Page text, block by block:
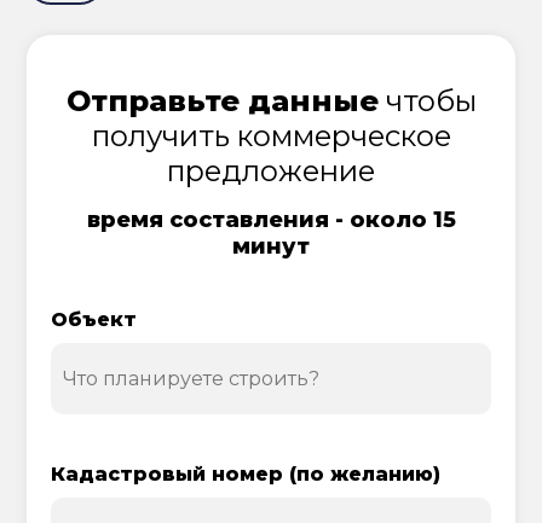
Отправьте данныечтобы
получить коммерческое
предложение
время составления - около 15
минут
Объект
Кадастровый номер (по желанию)